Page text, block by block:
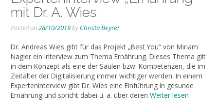
mit Dr. A. Wies
Posted on28/10/2019by Christa Beyrer
Dr. Andreas Wies gibt für das Projekt „Best You“ von Miriam
Nagler ein Interview zum Thema Ernährung. Dieses Thema gilt
in dem Konzept als eine der Säulen bzw. Kompetenzen, die im
Zeitalter der Digitalisierung immer wichtiger werden. In einem
Experteninterview gibt Dr. Wies eine Einführung in gesunde
Ernährung und spricht dabei u. a. über deren Weiter lesen